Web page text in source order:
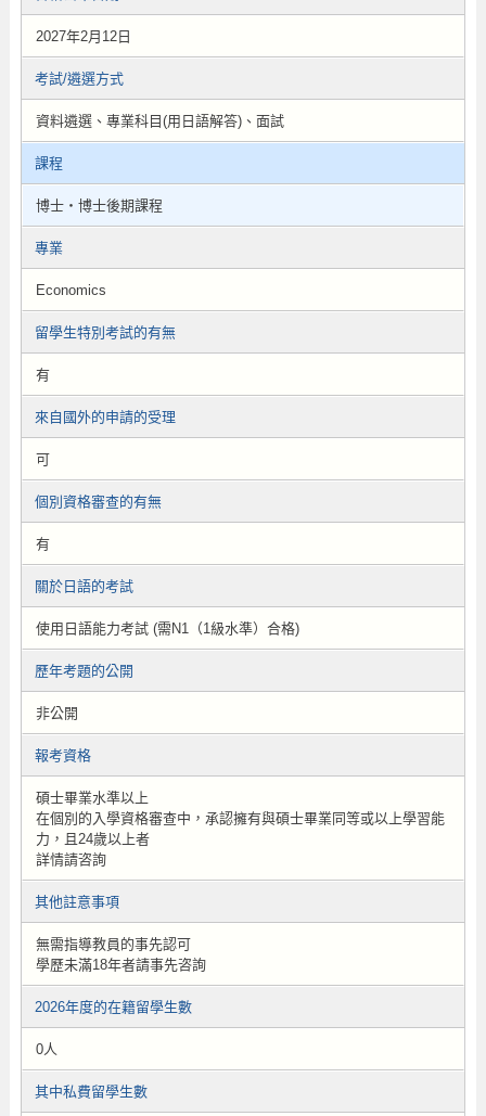
2027年2月12日
考試/遴選方式
資料遴選、專業科目(用日語解答)、面試
課程
博士・博士後期課程
專業
Economics
留學生特別考試的有無
有
來自國外的申請的受理
可
個別資格審查的有無
有
關於日語的考試
使用日語能力考試 (需N1（1級水準）合格)
歷年考題的公開
非公開
報考資格
碩士畢業水準以上
在個別的入學資格審查中，承認擁有與碩士畢業同等或以上學習能
力，且24歲以上者
詳情請咨詢
其他註意事項
無需指導教員的事先認可
學歷未滿18年者請事先咨詢
2026年度的在籍留學生數
0人
其中私費留學生數